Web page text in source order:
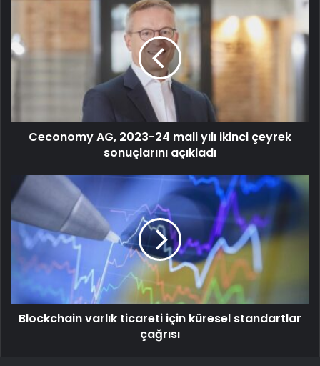
Ceconomy AG, 2023-24 mali yılı ikinci çeyrek
sonuçlarını açıkladı
Blockchain varlık ticareti için küresel standartlar
çağrısı